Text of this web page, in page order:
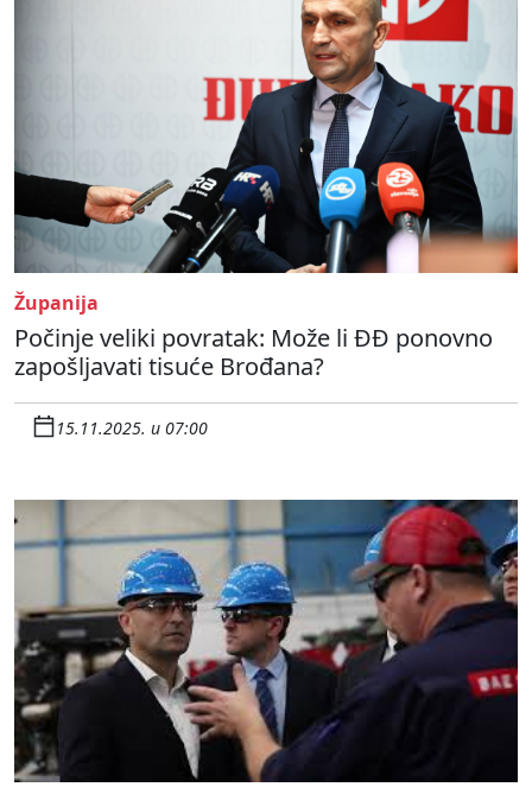
Županija
Počinje veliki povratak: Može li ĐĐ ponovno
zapošljavati tisuće Brođana?
15.11.2025. u 07:00